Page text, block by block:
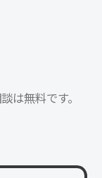
は無料です。